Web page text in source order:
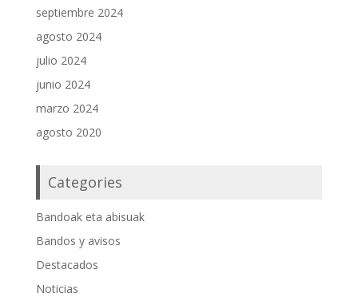
septiembre 2024
agosto 2024
julio 2024
junio 2024
marzo 2024
agosto 2020
Categories
Bandoak eta abisuak
Bandos y avisos
Destacados
Noticias